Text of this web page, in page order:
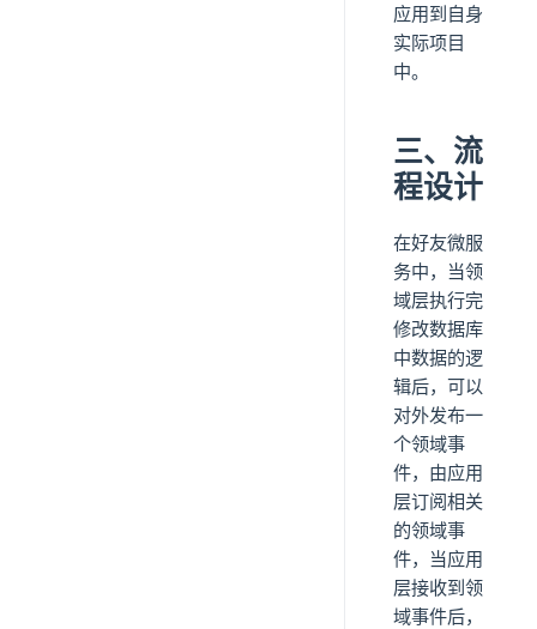
应用到自身
实际项目
中。
三、流
程设计
在好友微服
务中，当领
域层执行完
修改数据库
中数据的逻
辑后，可以
对外发布一
个领域事
件，由应用
层订阅相关
的领域事
件，当应用
层接收到领
域事件后，